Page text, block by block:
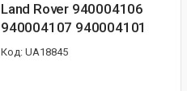
Land Rover 940004106
940004107 940004101
UA18845